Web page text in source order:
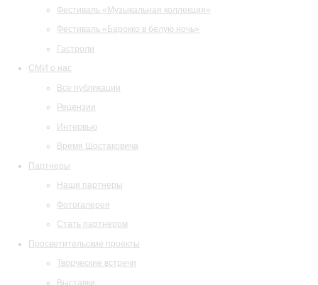
Фестиваль «Музыкальная коллекция»
Фестиваль «Барокко в белую ночь»
Гастроли
СМИ о нас
Все публикации
Рецензии
Интервью
Время Шостаковича
Партнеры
Наши партнеры
Фотогалерея
Стать партнером
Просветительские проекты
Творческие встречи
Выставки